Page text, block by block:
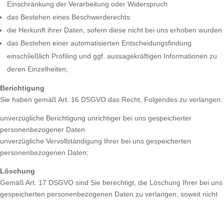
Einschränkung der Verarbeitung oder Widerspruch
das Bestehen eines Beschwerderechts
die Herkunft ihrer Daten, sofern diese nicht bei uns erhoben wurden
das Bestehen einer automatisierten Entscheidungsfindung
einschließlich Profiling und ggf. aussagekräftigen Informationen zu
deren Einzelheiten;
Berichtigung
Sie haben gemäß Art. 16 DSGVO das Recht, Folgendes zu verlangen:
unverzügliche Berichtigung unrichtiger bei uns gespeicherter
personenbezogener Daten
unverzügliche Vervollständigung Ihrer bei uns gespeicherten
personenbezogenen Daten;
Löschung
Gemäß Art. 17 DSGVO sind Sie berechtigt, die Löschung Ihrer bei uns
gespeicherten personenbezogenen Daten zu verlangen, soweit nicht